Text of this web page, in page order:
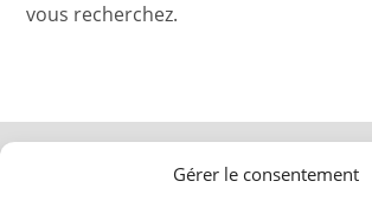
Gérer le consentement
vous recherchez.